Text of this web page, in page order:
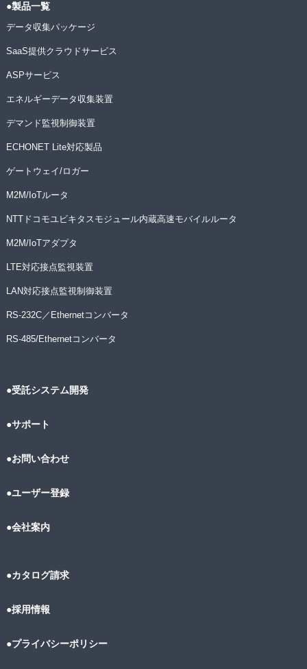
●製品一覧
データ収集パッケージ
SaaS提供クラウドサービス
ASPサービス
エネルギーデータ収集装置
デマンド監視制御装置
ECHONET Lite対応製品
ゲートウェイ/ロガー
M2M/IoTルータ
NTTドコモユビキタスモジュール内蔵高速モバイルルータ
M2M/IoTアダプタ
LTE対応接点監視装置
LAN対応接点監視制御装置
RS-232C／Ethernetコンバータ
RS-485/Ethernetコンバータ
●受託システム開発
●サポート
●お問い合わせ
●ユーザー登録
●会社案内
●カタログ請求
●採用情報
●プライバシーポリシー